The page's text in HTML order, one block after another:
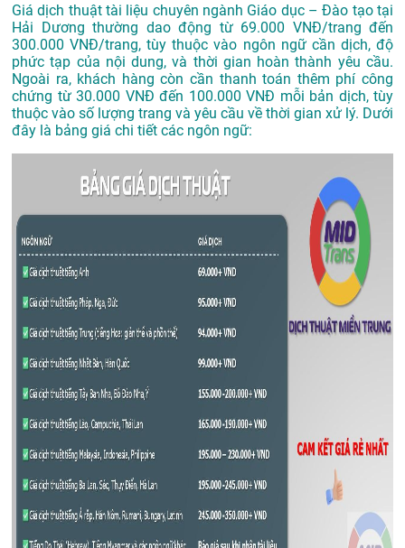
Giá dịch thuật tài liệu chuyên ngành Giáo dục – Đào tạo tại
Hải Dương thường dao động từ 69.000 VNĐ/trang đến
300.000 VNĐ/trang, tùy thuộc vào ngôn ngữ cần dịch, độ
phức tạp của nội dung, và thời gian hoàn thành yêu cầu.
Ngoài ra, khách hàng còn cần thanh toán thêm phí công
chứng từ 30.000 VNĐ đến 100.000 VNĐ mỗi bản dịch, tùy
thuộc vào số lượng trang và yêu cầu về thời gian xử lý. Dưới
đây là bảng giá chi tiết các ngôn ngữ: